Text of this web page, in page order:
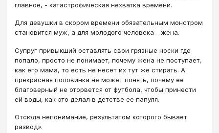
главное, - катастрофическая нехватка времени.
Для девушки в скором времени обязательным монстром
становится муж, а для молодого человека - жена.
Супруг привыкший оставлять свои грязные носки где
попало, просто не понимает, почему жена не поступает,
как его мама, то есть не несет их тут же стирать. А
прекрасная половинка не может понять, почему ее
благоверный не оторвется от футбола, чтобы принести
ей воды, как это делал в детстве ее папуля.
Отсюда непонимание, результатом которого бывает
развод».